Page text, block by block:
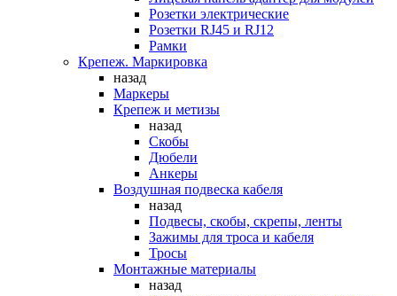
Розетки электрические
Розетки RJ45 и RJ12
Рамки
Крепеж. Маркировка
назад
Маркеры
Крепеж и метизы
назад
Скобы
Дюбели
Анкеры
Воздушная подвеска кабеля
назад
Подвесы, скобы, скрепы, ленты
Зажимы для троса и кабеля
Тросы
Монтажные материалы
назад